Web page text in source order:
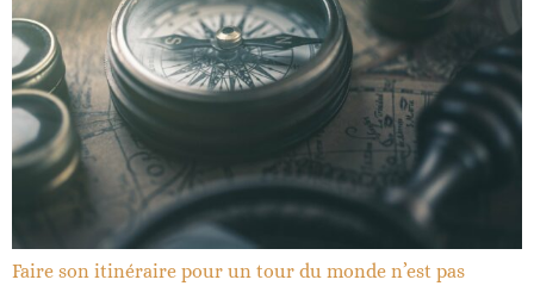
Faire son itinéraire pour un tour du monde n’est pas